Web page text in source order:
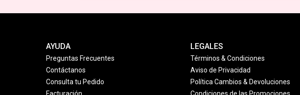
AYUDA
Preguntas Frecuentes
Contáctanos
Consulta tu Pedido
LEGALES
Términos & Condiciones
Aviso de Privacidad
Política Cambios & Devoluciones